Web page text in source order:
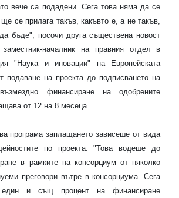
вече са подадени. Сега това няма да се
се прилага такъв, какъвто е, а не такъв,
бъде", посочи друга съществена новост
началник на правния отдел в
"Наука и иновации" на Европейската
подаване на проекта до подписването на
финансиране на одобрените
от 12 на 8 месеца.
заплащането зависеше от вида
по проекта. "Това водеше до
в рамките на консорциум от няколко
преговори вътре в консорциума. Сега
и същ процент на финансиране